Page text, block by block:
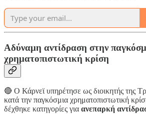
Αδύναμη αντίδραση στην
χρηματοπιστωτική κρίση
🔴 Ο Κάρνεϊ υπηρέτησε ως διοικητής της
κατά την παγκόσμια χρηματοπιστωτική
δέχθηκε κατηγορίες για ανεπαρκή